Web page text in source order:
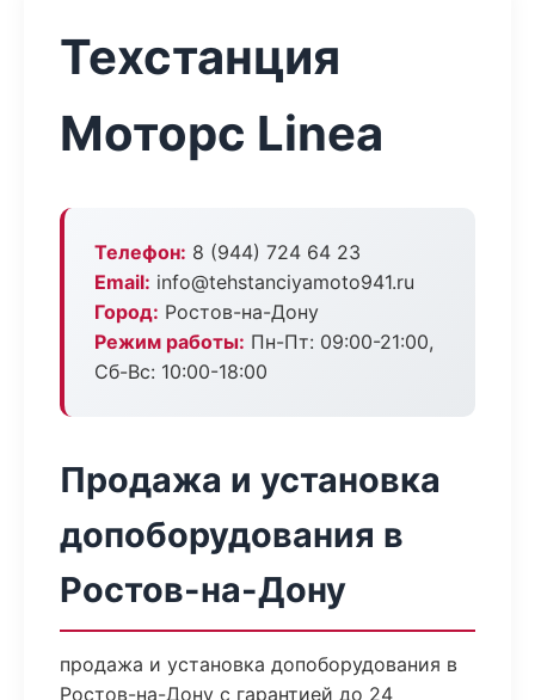
Техстанция
Моторс Linea
Телефон: 8 (944) 724 64 23
Email: info@tehstanciyamoto941.ru
Город: Ростов-на-Дону
Режим работы: Пн-Пт: 09:00-21:00,
Сб-Вс: 10:00-18:00
Продажа и установка
допоборудования в
Ростов-на-Дону
продажа и установка допоборудования в
Ростов-на-Дону с гарантией до 24